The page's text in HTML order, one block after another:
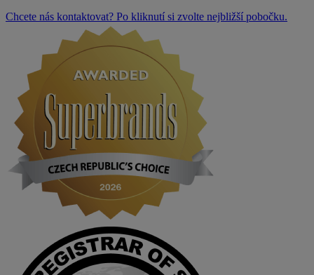
Chcete nás kontaktovat? Po kliknutí si zvolte nejbližší pobočku.